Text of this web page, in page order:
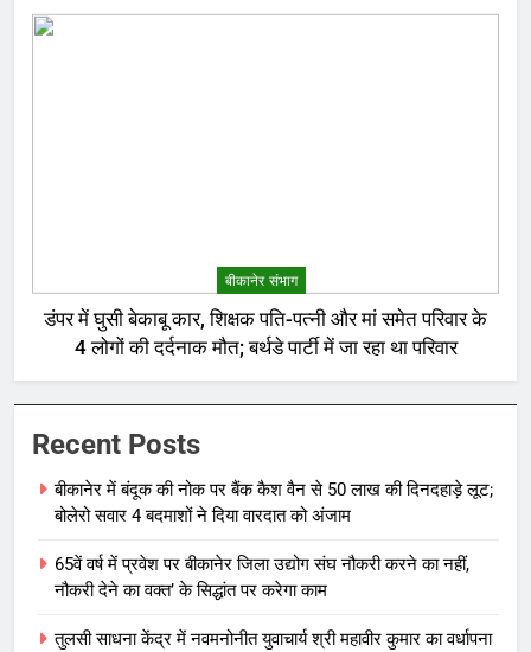
बीकानेर संभाग
डंपर में घुसी बेकाबू कार, शिक्षक पति-पत्नी और मां समेत परिवार के
4 लोगों की दर्दनाक मौत; बर्थडे पार्टी में जा रहा था परिवार
Recent Posts
बीकानेर में बंदूक की नोक पर बैंक कैश वैन से 50 लाख की दिनदहाड़े लूट;
बोलेरो सवार 4 बदमाशों ने दिया वारदात को अंजाम
65वें वर्ष में प्रवेश पर बीकानेर जिला उद्योग संघ नौकरी करने का नहीं,
नौकरी देने का वक्त’ के सिद्धांत पर करेगा काम
तुलसी साधना केंद्र में नवमनोनीत युवाचार्य श्री महावीर कुमार का वर्धापना